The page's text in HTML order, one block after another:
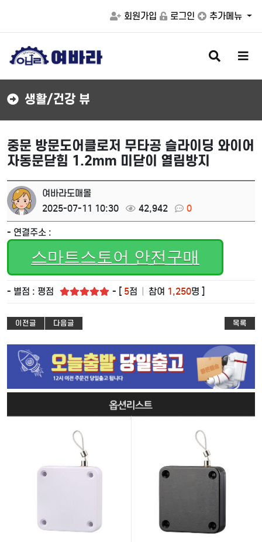
회원가입 로그인 추가메뉴
검
색
버
메
버
생활/건강 뷰
중문 방문도어클로저 무타공 슬라이딩 와이어
자동문닫힘 1.2mm 미닫이 열림방지
여바라도매몰
2025-07-11 10:30
42,942 0
- 연결주소 :
스마트스토어 안전구매
- 별점 : 평점 - [ 5점 참여 1,250명 ]
이전글 다음글 목록